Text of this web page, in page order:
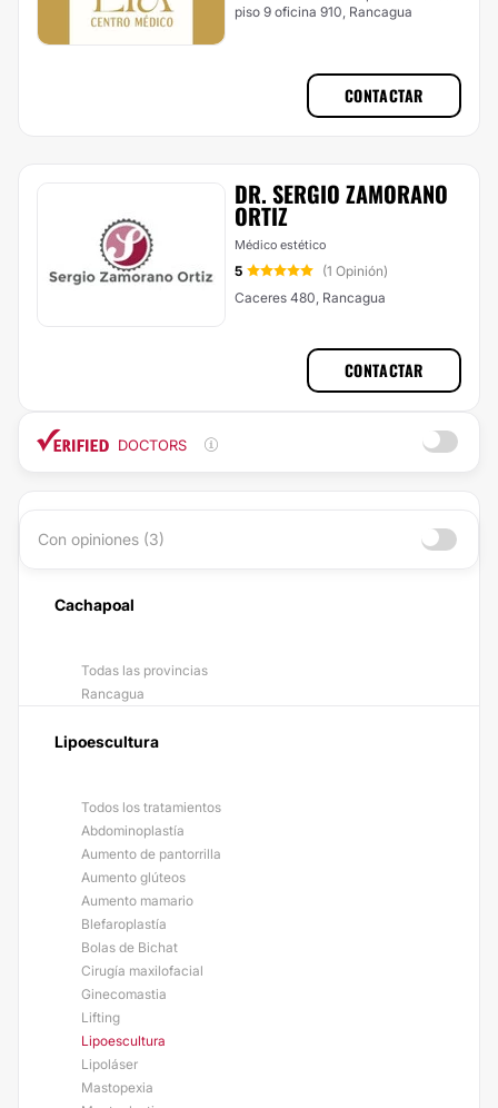
piso 9 oficina 910, Rancagua
CONTACTAR
DR. SERGIO ZAMORANO
ORTIZ
Médico estético
5
(1 Opinión)
Caceres 480, Rancagua
CONTACTAR
DOCTORS
Con opiniones (3)
Cachapoal
Todas las provincias
Rancagua
Lipoescultura
Todos los tratamientos
Abdominoplastía
Aumento de pantorrilla
Aumento glúteos
Aumento mamario
Blefaroplastía
Bolas de Bichat
Cirugía maxilofacial
Ginecomastia
Lifting
Lipoescultura
Lipoláser
Mastopexia